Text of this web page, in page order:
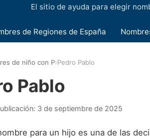
El sitio de ayuda para elegir
de Regiones de España
de niño con P›Pedro Pablo
Pablo
3 de septiembre de 2025
para un hijo es una de las